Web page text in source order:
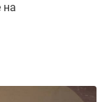
на